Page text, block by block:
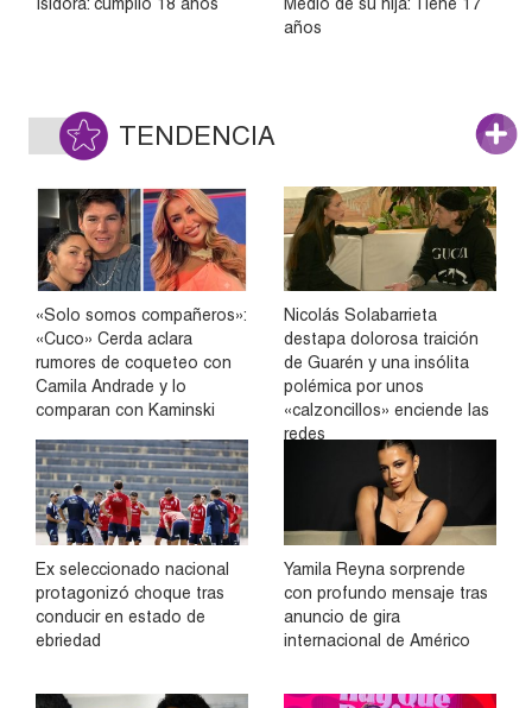
años
TENDENCIA
«Solo somos compañeros»:
«Cuco» Cerda aclara
rumores de coqueteo con
Camila Andrade y lo
comparan con Kaminski
Nicolás Solabarrieta
destapa dolorosa traición
de Guarén y una insólita
polémica por unos
«calzoncillos» enciende las
redes
Ex seleccionado nacional
protagonizó choque tras
conducir en estado de
ebriedad
Yamila Reyna sorprende
con profundo mensaje tras
anuncio de gira
internacional de Américo